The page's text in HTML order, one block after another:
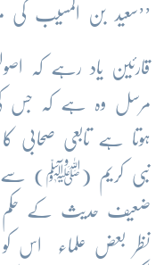
’’سعید بن المسیب کی
قارئین یاد رہے کہ
مرسل وہ ہے کہ جس کی
ہوتا ہے تابعی صحابی
نبی کریم (ﷺ) سے
ضعیف حدیث کے حکم
نظر بعض علماء اس